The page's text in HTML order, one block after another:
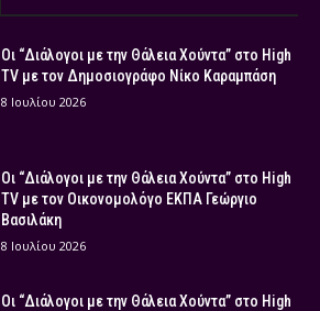
Οι “Διάλογοι με την Θάλεια Χούντα” στο High
TV με τον Δημοσιογράφο Νίκο Καραμπάση
8 Ιουλίου 2026
Οι “Διάλογοι με την Θάλεια Χούντα” στο High
TV με τον Οικονομολόγο ΕΚΠΑ Γεώργιο
Βασιλάκη
8 Ιουλίου 2026
Οι “Διάλογοι με την Θάλεια Χούντα” στο High